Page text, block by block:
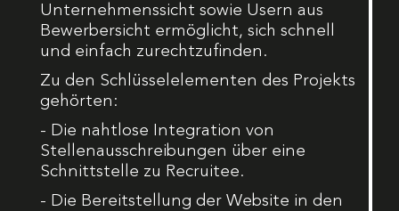
Unternehmenssicht sowie Usern aus
Bewerbersicht ermöglicht, sich schnell
und einfach zurechtzufinden.
Zu den Schlüsselelementen des Projekts
gehörten:
- Die nahtlose Integration von
Stellenausschreibungen über eine
Schnittstelle zu Recruitee.
- Die Bereitstellung der Website in den